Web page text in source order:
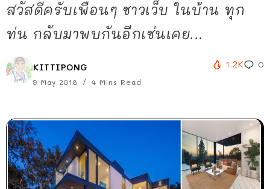
สวัสดีครับเพื่อนๆ ชาวเว็บ ในบ้าน ทุก
ท่น กลับมาพบกันอีกเช่นเคย...
KITTIPONG
9 May 2018 4 Mins Read
1.2K 0